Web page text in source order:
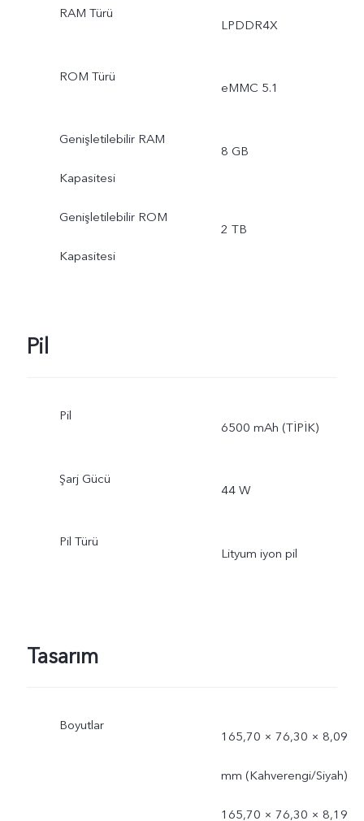
RAM Türü
LPDDR4X
ROM Türü
eMMC 5.1
Genişletilebilir RAM
Kapasitesi
8 GB
Genişletilebilir ROM
Kapasitesi
2 TB
Pil
Pil
6500 mAh (TİPİK)
Şarj Gücü
44 W
Pil Türü
Lityum iyon pil
Tasarım
Boyutlar
165,70 × 76,30 × 8,09
mm (Kahverengi/Siyah)
165,70 × 76,30 × 8,19